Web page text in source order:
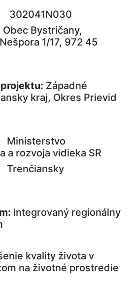
302041N030
Bystričany,
1/17, 972 45
Západné
kraj, Okres Prievid
a rozvoja vidieka SR
Integrovaný regionálny
kvality života v
na životné prostredie